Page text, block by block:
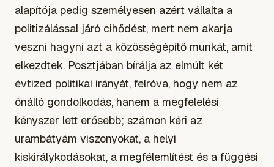
alapítója pedig személyesen azért vállalta a
politizálással járó cihődést, mert nem akarja
veszni hagyni azt a közösségépítő munkát, amit
elkezdtek. Posztjában bírálja az elmúlt két
évtized politikai irányát, felróva, hogy nem az
önálló gondolkodás, hanem a megfelelési
kényszer lett erősebb; számon kéri az
urambátyám viszonyokat, a helyi
kiskirálykodásokat, a megfélemlítést és a függési